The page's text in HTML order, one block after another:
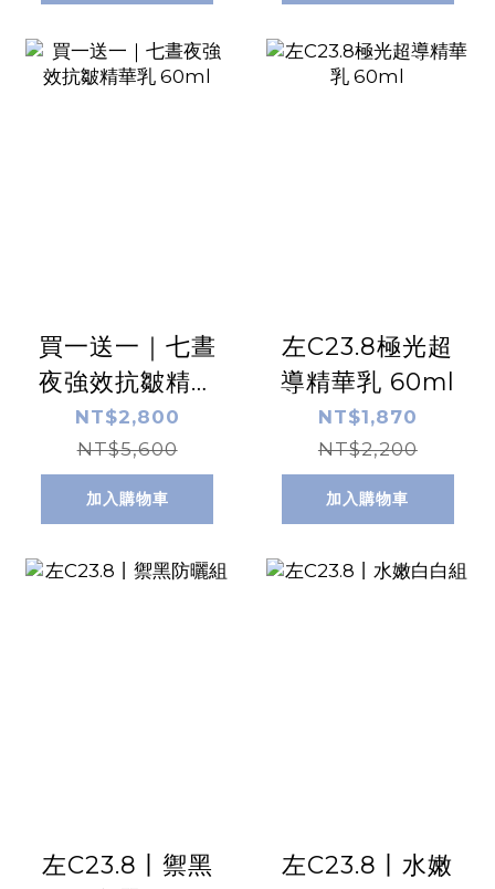
買一送一｜七晝
夜強效抗皺精華
乳 60ml
NT$2,800
NT$5,600
加入購物車
左C23.8極光超
導精華乳 60ml
NT$1,870
NT$2,200
加入購物車
左C23.8丨禦黑
左C23.8丨水嫩